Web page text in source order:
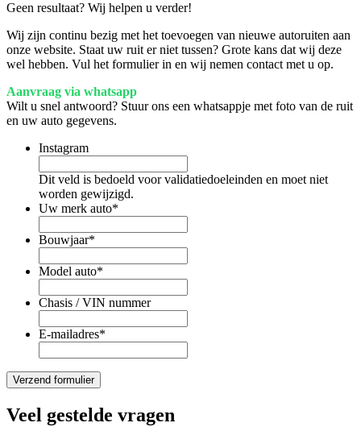
Geen resultaat? Wij helpen u verder!
Wij zijn continu bezig met het toevoegen van nieuwe autoruiten aan
onze website. Staat uw ruit er niet tussen? Grote kans dat wij deze
wel hebben. Vul het formulier in en wij nemen contact met u op.
Aanvraag via whatsapp
Wilt u snel antwoord? Stuur ons een whatsappje met foto van de ruit
en uw auto gegevens.
Instagram
Dit veld is bedoeld voor validatiedoeleinden en moet niet
worden gewijzigd.
Uw merk auto*
Bouwjaar*
Model auto*
Chasis / VIN nummer
E-mailadres*
Veel gestelde vragen